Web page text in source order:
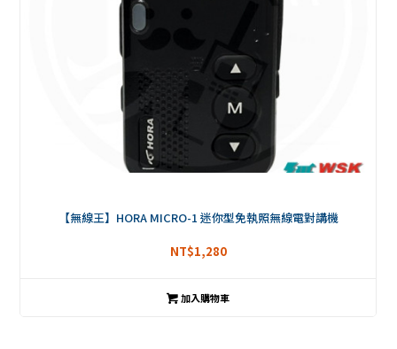
【無線王】HORA MICRO-1 迷你型免執照無線電對講機
NT$1,280
加入購物車